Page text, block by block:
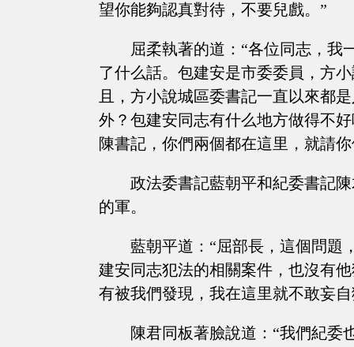
望你能夠認真對待，不要兒戲。”
屈柔執著的道：“各位同志，我
了什么話。包建安是市委委員，方
且，方小說城區委書記一直以來都
外？包建安同志有什么地方做得不
陳書記，你們兩個都在這里，就請
政法委書記藍朝平和紀委書記
的軍。
藍朝平道：“屈部長，這個問題
建安同志犯法的相關案件，也沒有
有被我們發現，我在這里就不敢妄
陳君同板著臉說道：“我們紀委